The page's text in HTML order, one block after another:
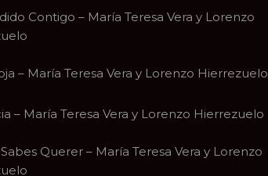
Contigo – María Teresa Vera y Lorenzo
– María Teresa Vera y Lorenzo Hierrezuelo
– María Teresa Vera y Lorenzo Hierrezuelo
Querer – María Teresa Vera y Lorenzo